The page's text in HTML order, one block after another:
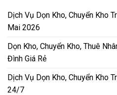
Dịch Vụ Dọn Kho, Chuyển Kho
Mai 2026
Dọn Kho, Chuyển Kho, Thuê
Đình Giá Rẻ
Dịch Vụ Dọn Kho, Chuyển Kho
24/7